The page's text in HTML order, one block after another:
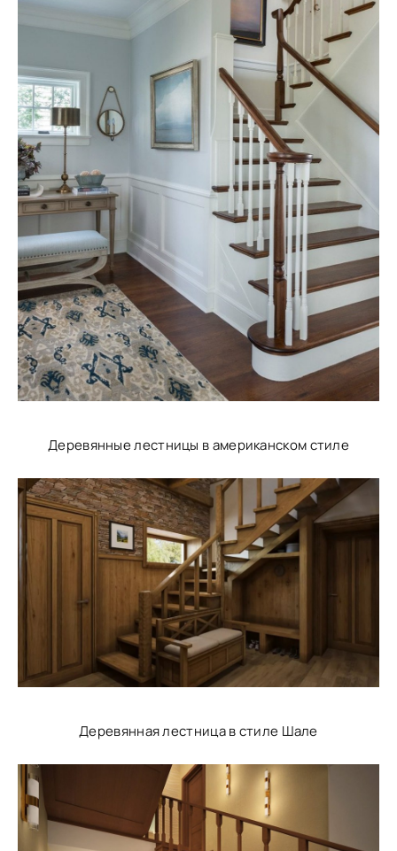
Деревянные лестницы в американском стиле
Деревянная лестница в стиле Шале